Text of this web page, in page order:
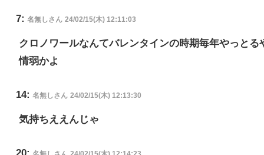
7: 名無しさん 24/02/15(木) 12:11:03
クロノワールなんてバレンタインの時期毎年やっとる
情弱かよ
14: 名無しさん 24/02/15(木) 12:13:30
気持ちええんじゃ
20: